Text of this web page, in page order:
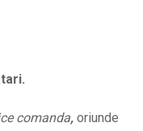
comanda, oriunde